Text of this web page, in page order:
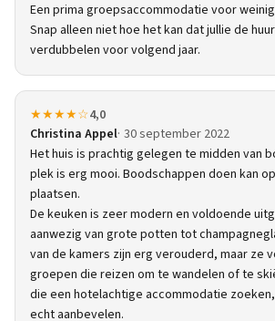
Een prima groepsaccommodatie voor
Snap alleen niet hoe het kan dat jullie de
verdubbelen voor volgend jaar.
★★★★☆4,0
Christina Appel 30 september 2022
Het huis is prachtig gelegen te midden van
plek is erg mooi. Boodschappen doen kan
plaatsen.
De keuken is zeer modern en voldoende
aanwezig van grote potten tot
van de kamers zijn erg verouderd, maar ze
groepen die reizen om te wandelen of te
die een hotelachtige accommodatie
echt aanbevelen.